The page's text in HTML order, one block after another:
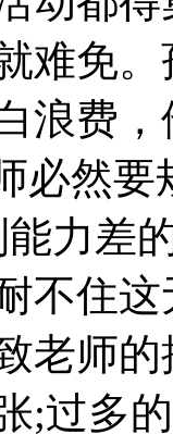
难免
浪费
必然
力差
不住
老师
;过多